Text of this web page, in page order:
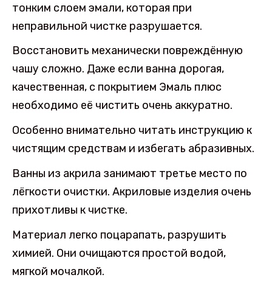
тонким слоем эмали, которая при
неправильной чистке разрушается.
Восстановить механически повреждённую
чашу сложно. Даже если ванна дорогая,
качественная, с покрытием Эмаль плюс
необходимо её чистить очень аккуратно.
Особенно внимательно читать инструкцию к
чистящим средствам и избегать абразивных.
Ванны из акрила занимают третье место по
лёгкости очистки. Акриловые изделия очень
прихотливы к чистке.
Материал легко поцарапать, разрушить
химией. Они очищаются простой водой,
мягкой мочалкой.